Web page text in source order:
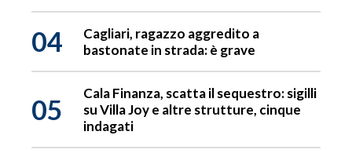
04
Cagliari, ragazzo aggredito a
bastonate in strada: è grave
05
Cala Finanza, scatta il sequestro: sigilli
su Villa Joy e altre strutture, cinque
indagati